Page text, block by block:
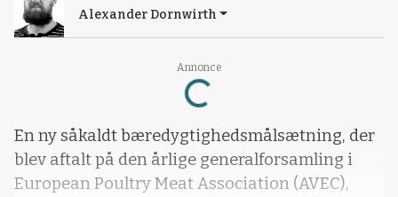
Annonce
Loading...
Alexander Dornwirth
En ny såkaldt bæredygtighedsmålsætning, der
blev aftalt på den årlige generalforsamling i
European Poultry Meat Association (AVEC),